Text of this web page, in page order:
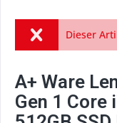
Dieser
A+ Ware
Gen 1 Core